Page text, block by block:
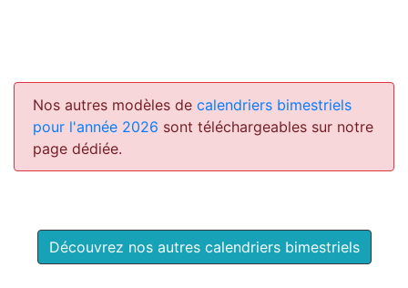
Nos autres modèles de calendriers bimestriels
pour l'année 2026 sont téléchargeables sur notre
page dédiée.
Découvrez nos autres calendriers bimestriels